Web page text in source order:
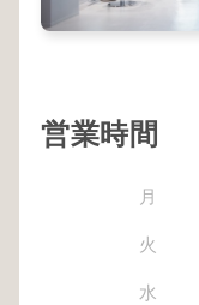
営業時間
月
火
水